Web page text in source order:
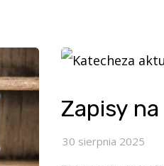
Zapisy
30 sierpnia 2025